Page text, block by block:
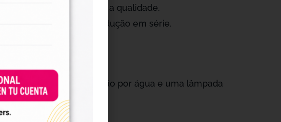
eficiente sem sacrificar a qualidade.
facilitando a produção em série.
sistema de refrigeração por água e uma lâmpada
energético.